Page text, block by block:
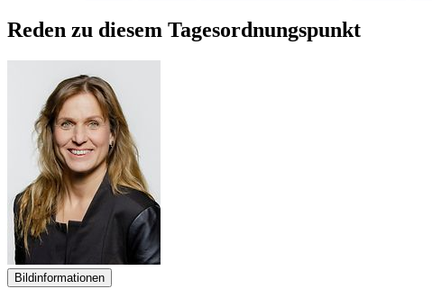
Reden zu diesem Tagesordnungspunkt
Bildinformationen